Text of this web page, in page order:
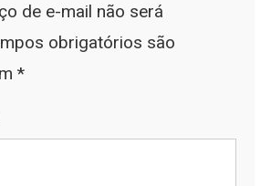
de e-mail não será
obrigatórios são
*